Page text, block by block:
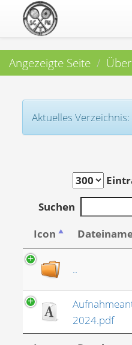
Angezeigte Seite
Aktuelles
Suchen
Icon
..
2024.pdf